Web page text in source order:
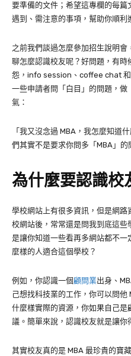
要準備的文件；希望這專欄的每
遇到、需注意的事項，幫助你順利
之前我們談過怎麼參加招生說明
聊怎麼認識校友呢？好問題，有時
怨，info session、coffee chat 和
一些申請者問「白目」的問題，
氣：
「我又沒念過 MBA，我怎麼知道
們其實不是要求你問多「MBA」的
為什麼要認識校
學校網站上有很多資訊，但是網
校網站後，常常還是問我到底這
是讓你知道一些看再多網站都不
麼樣的人適合這個學校？
例如，你認識一個顧問業出身、
己想找科技業的工作，你可以問他
什麼樣實際的資源，你如果自己
議。簡單來說，認識校友就是讓你
其實校友真的是 MBA 最珍貴的寶